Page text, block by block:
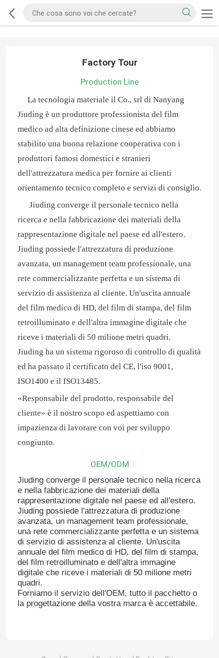
Factory Tour
Production Line
La tecnologia materiale il Co., srl di Nanyang
Jiuding è un produttore professionista del film
medico ad alta definizione cinese ed abbiamo
stabilito una buona relazione cooperativa con i
produttori famosi domestici e stranieri
dell'attrezzatura medica per fornire ai clienti
orientamento tecnico completo e servizi di consiglio.
Jiuding converge il personale tecnico nella
ricerca e nella fabbricazione dei materiali della
rappresentazione digitale nel paese ed all'estero.
Jiuding possiede l'attrezzatura di produzione
avanzata, un management team professionale, una
rete commercializzante perfetta e un sistema di
servizio di assistenza al cliente. Un'uscita annuale
del film medico di HD, del film di stampa, del film
retroilluminato e dell'altra immagine digitale che
riceve i materiali di 50 milione metri quadri.
Jiuding ha un sistema rigoroso di controllo di qualità
ed ha passato il certificato del CE, l'iso 9001,
ISO1400 e il ISO13485.
«Responsabile del prodotto, responsabile del
cliente» è il nostro scopo ed aspettiamo con
impazienza di lavorare con voi per sviluppo
congiunto.
OEM/ODM
Jiuding converge il personale tecnico nella ricerca
e nella fabbricazione dei materiali della
rappresentazione digitale nel paese ed all'estero.
Jiuding possiede l'attrezzatura di produzione
avanzata, un management team professionale,
una rete commercializzante perfetta e un sistema
di servizio di assistenza al cliente. Un'uscita
annuale del film medico di HD, del film di stampa,
del film retroilluminato e dell'altra immagine
digitale che riceve i materiali di 50 milione metri
quadri.
Forniamo il servizio dell'OEM, tutto il pacchetto o
la progettazione della vostra marca è accettabile.